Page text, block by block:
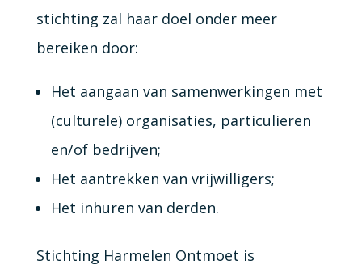
stichting zal haar doel onder meer
bereiken door:
Het aangaan van samenwerkingen met
(culturele) organisaties, particulieren
en/of bedrijven;
Het aantrekken van vrijwilligers;
Het inhuren van derden.
Stichting Harmelen Ontmoet is